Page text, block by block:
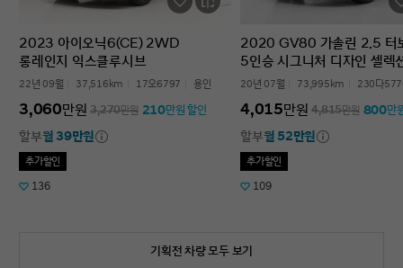
2023 아이오닉6(CE) 2WD
롱레인지 익스클루시브
22년 09월 37,516km 17오6797 용인
3,060만원 3,270만원 210만원 할인
할부월 39만원
추가할인
136
2020 GV80 가솔린 2.5 터
5인승 시그니처 디자인 셀
20년 07월 73,995km 230다
4,015만원 4,815만원 800만
할부월 52만원
추가할인
109
기획전 차량 모두 보기